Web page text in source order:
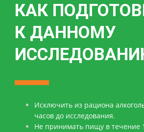
КАК
К ДАННОМУ
Исключить из рациона
часов до исследования.
Не принимать пищу в течение